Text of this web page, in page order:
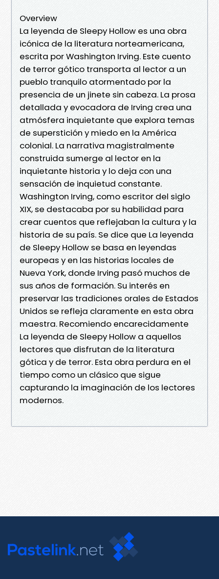
Overview
La leyenda de Sleepy Hollow es una obra
icónica de la literatura norteamericana,
escrita por Washington Irving. Este cuento
de terror gótico transporta al lector a un
pueblo tranquilo atormentado por la
presencia de un jinete sin cabeza. La prosa
detallada y evocadora de Irving crea una
atmósfera inquietante que explora temas
de superstición y miedo en la América
colonial. La narrativa magistralmente
construida sumerge al lector en la
inquietante historia y lo deja con una
sensación de inquietud constante.
Washington Irving, como escritor del siglo
XIX, se destacaba por su habilidad para
crear cuentos que reflejaban la cultura y la
historia de su país. Se dice que La leyenda
de Sleepy Hollow se basa en leyendas
europeas y en las historias locales de
Nueva York, donde Irving pasó muchos de
sus años de formación. Su interés en
preservar las tradiciones orales de Estados
Unidos se refleja claramente en esta obra
maestra. Recomiendo encarecidamente
La leyenda de Sleepy Hollow a aquellos
lectores que disfrutan de la literatura
gótica y de terror. Esta obra perdura en el
tiempo como un clásico que sigue
capturando la imaginación de los lectores
modernos.